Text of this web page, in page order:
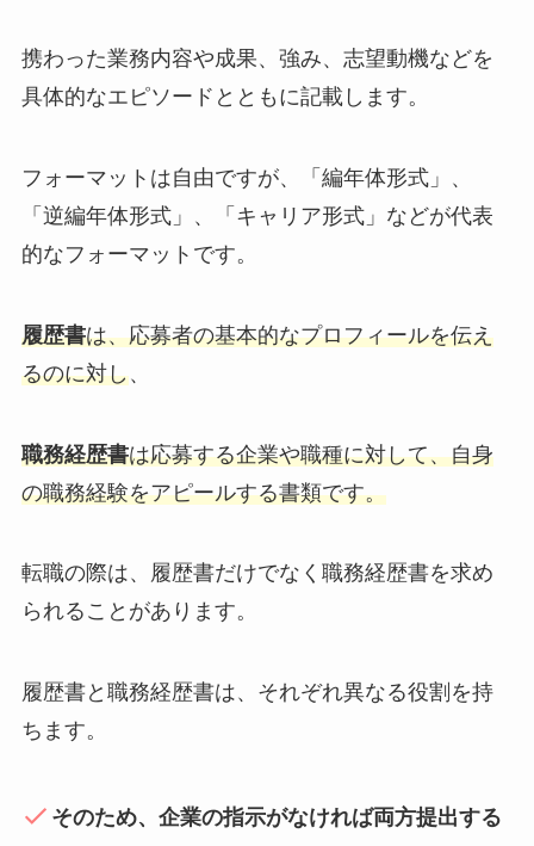
携わった業務内容や成果、強み、志望動機などを
具体的なエピソードとともに記載します。
フォーマットは自由ですが、「編年体形式」、
「逆編年体形式」、「キャリア形式」などが代表
的なフォーマットです。
履歴書は、応募者の基本的なプロフィールを伝え
るのに対し、
職務経歴書は応募する企業や職種に対して、自身
の職務経験をアピールする書類です。
転職の際は、履歴書だけでなく職務経歴書を求め
られることがあります。
履歴書と職務経歴書は、それぞれ異なる役割を持
ちます。
そのため、企業の指示がなければ両方提出する